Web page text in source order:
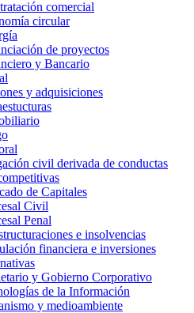
comercial
circular
de proyectos
y Bancario
y adquisiciones
civil derivada de conductas
de Capitales
Civil
Penal
e insolvencias
financiera e inversiones
y Gobierno Corporativo
de la Información
y medioambiente